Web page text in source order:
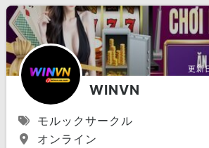
更新
WINVN
モルックサークル
オンライン